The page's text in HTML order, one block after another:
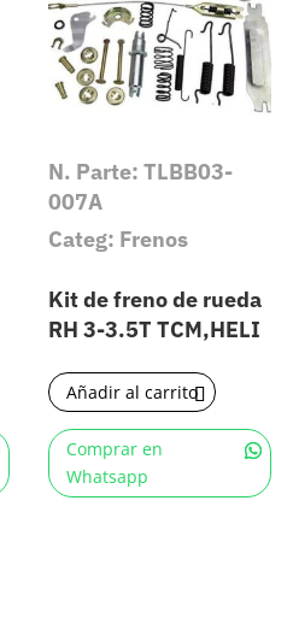
N. Parte: TLBB03-
007A
Categ: Frenos
Kit de freno de rueda
RH 3-3.5T TCM,HELI
Añadir al carrito
Comprar en
Whatsapp